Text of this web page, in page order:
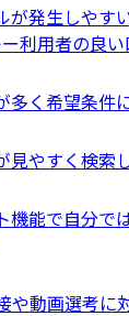
が発生しやす
利用者の良い
多く希望条件
見やすく検索
機能で自分で
や動画選考に